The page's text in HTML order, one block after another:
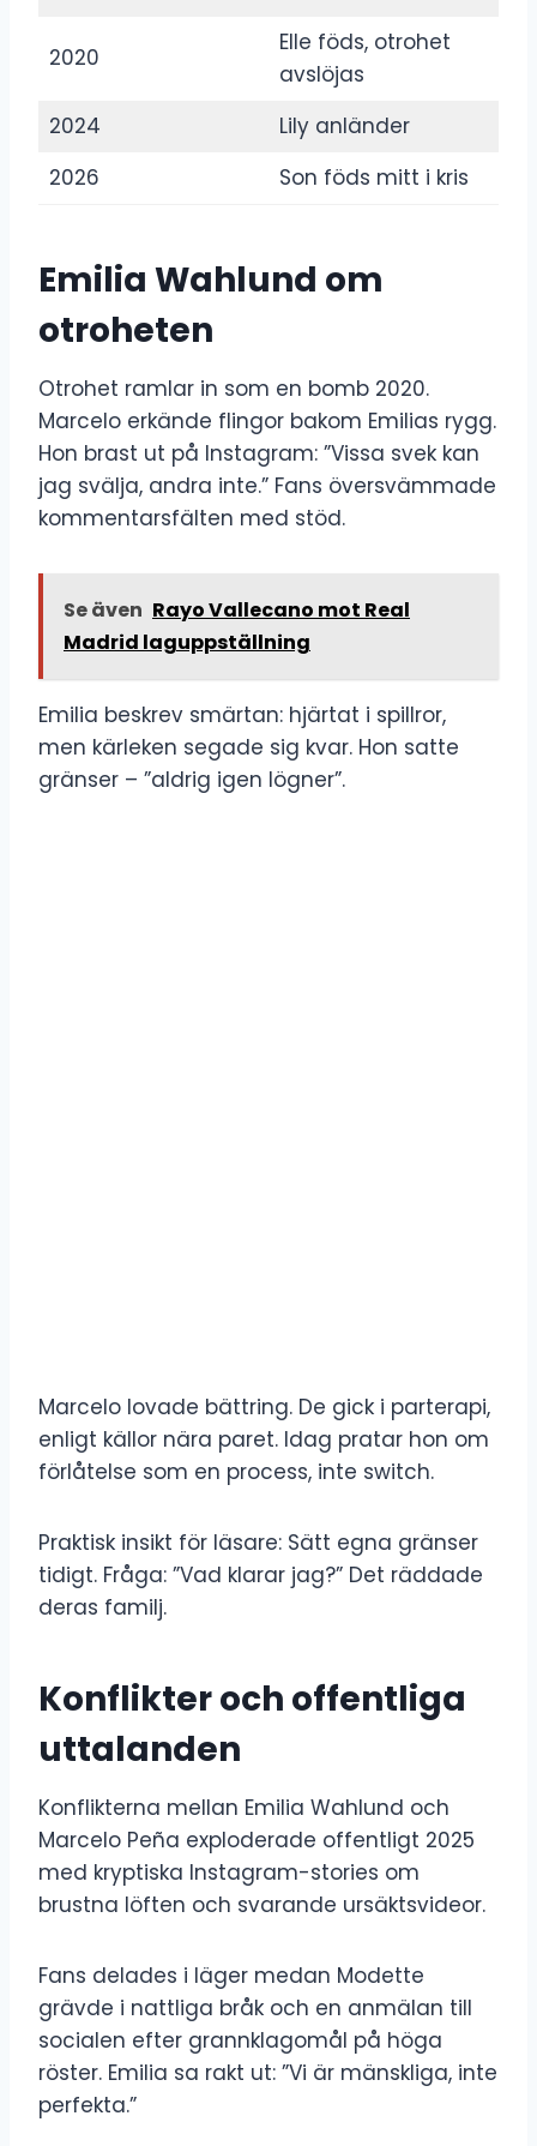
2020
Elle föds, otrohet
avslöjas
2024
Lily anländer
2026
Son föds mitt i kris
Emilia Wahlund om
otroheten
Otrohet ramlar in som en bomb 2020.
Marcelo erkände flingor bakom Emilias rygg.
Hon brast ut på Instagram: ”Vissa svek kan
jag svälja, andra inte.” Fans översvämmade
kommentarsfälten med stöd.
Se även Rayo Vallecano mot Real
Madrid laguppställning
Emilia beskrev smärtan: hjärtat i spillror,
men kärleken segade sig kvar. Hon satte
gränser – ”aldrig igen lögner”.
Marcelo lovade bättring. De gick i parterapi,
enligt källor nära paret. Idag pratar hon om
förlåtelse som en process, inte switch.
Praktisk insikt för läsare: Sätt egna gränser
tidigt. Fråga: ”Vad klarar jag?” Det räddade
deras familj.
Konflikter och offentliga
uttalanden
Konflikterna mellan Emilia Wahlund och
Marcelo Peña exploderade offentligt 2025
med kryptiska Instagram-stories om
brustna löften och svarande ursäktsvideor.
Fans delades i läger medan Modette
grävde i nattliga bråk och en anmälan till
socialen efter grannklagomål på höga
röster. Emilia sa rakt ut: ”Vi är mänskliga, inte
perfekta.”